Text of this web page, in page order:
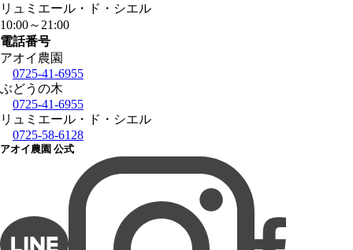
リュミエール・ド・シエル
10:00～ 21:00
電話番号
アオイ農園
0725-41-6955
ぶどうの木
0725-41-6955
リュミエール・ド・シエル
0725-58-6128
アオイ農園 公式